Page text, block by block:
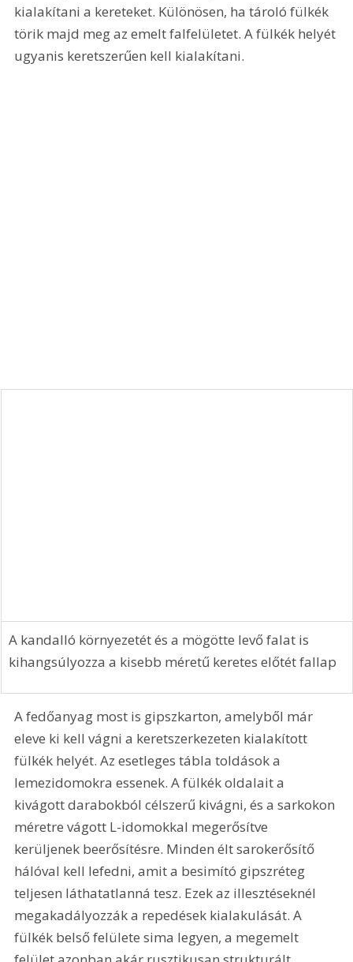
kialakítani a kereteket. Különösen, ha tároló fülkék
törik majd meg az emelt falfelületet. A fülkék helyét
ugyanis keretszerűen kell kialakítani.
A kandalló környezetét és a mögötte levő falat is
kihangsúlyozza a kisebb méretű keretes előtét fallap
A fedőanyag most is gipszkarton, amelyből már
eleve ki kell vágni a keretszerkezeten kialakított
fülkék helyét. Az esetleges tábla toldások a
lemezidomokra essenek. A fülkék oldalait a
kivágott darabokból célszerű kivágni, és a sarkokon
méretre vágott L-idomokkal megerősítve
kerüljenek beerősítésre. Minden élt sarokerősítő
hálóval kell lefedni, amit a besimító gipszréteg
teljesen láthatatlanná tesz. Ezek az illesztéseknél
megakadályozzák a repedések kialakulását. A
fülkék belső felülete sima legyen, a megemelt